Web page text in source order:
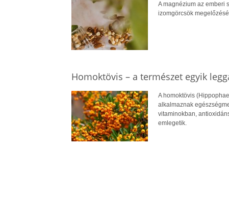
A magnézium az emberi
izomgörcsök
Homoktövis – a természet egyik
A homoktövis
alkalmaznak
vitaminokban,
emlegetik.